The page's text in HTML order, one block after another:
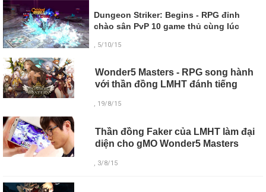
Dungeon Striker: Begins - RPG đỉnh
chào sân PvP 10 game thủ cùng lúc
, 5/10/15
Wonder5 Masters - RPG song hành
với thần đồng LMHT đánh tiếng
, 19/8/15
Thần đồng Faker của LMHT làm đại
diện cho gMO Wonder5 Masters
, 3/8/15